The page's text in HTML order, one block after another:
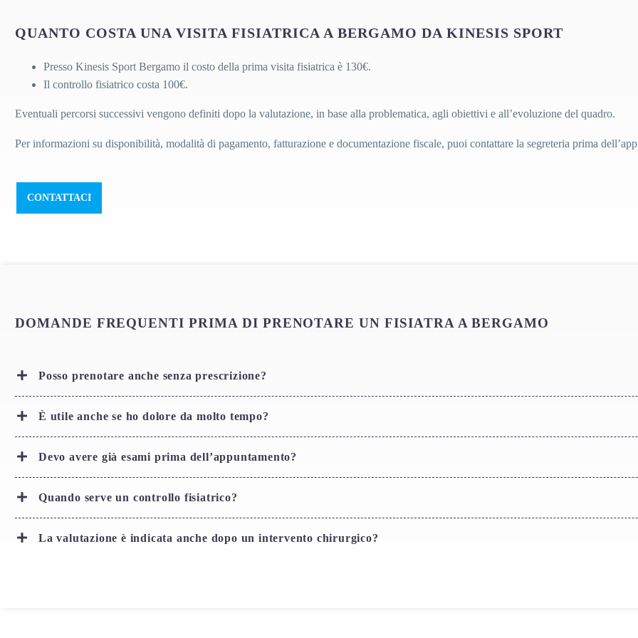
QUANTO COSTA UNA VISITA FISIATRICA A BERGAMO DA KINESIS SPORT
Presso Kinesis Sport Bergamo il costo della prima visita fisiatrica è 130€.
Il controllo fisiatrico costa 100€.
Eventuali percorsi successivi vengono definiti dopo la valutazione, in base alla problematica, agli obiettivi e all’evoluzione del quadro.
Per informazioni su disponibilità, modalità di pagamento, fatturazione e documentazione fiscale, puoi contattare la segreteria prima
CONTATTACI
DOMANDE FREQUENTI PRIMA DI PRENOTARE UN FISIATRA A BERGAMO
Posso prenotare anche senza prescrizione?
È utile anche se ho dolore da molto tempo?
Devo avere già esami prima dell’appuntamento?
Quando serve un controllo fisiatrico?
La valutazione è indicata anche dopo un intervento chirurgico?